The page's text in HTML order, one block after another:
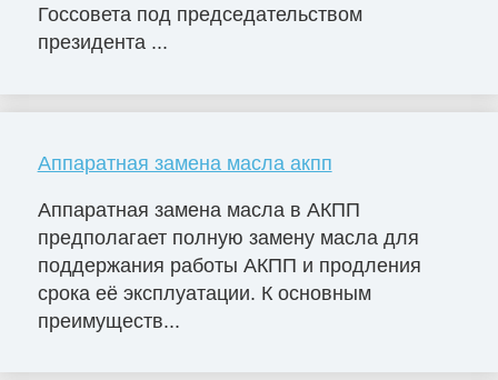
Госсовета под председательством
президента ...
Аппаратная замена масла акпп
Аппаратная замена масла в АКПП
предполагает полную замену масла для
поддержания работы АКПП и продления
срока её эксплуатации. К основным
преимуществ...